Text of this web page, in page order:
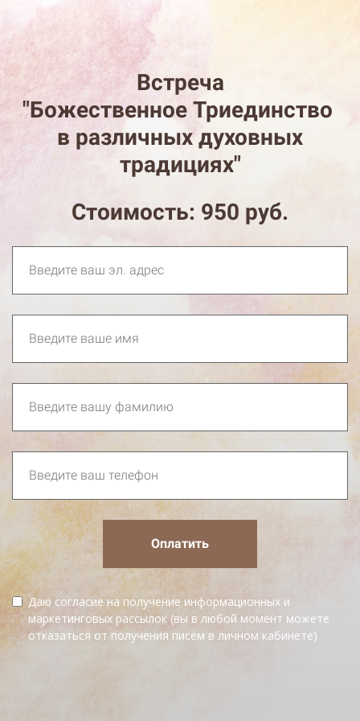
Встреча
"Божественное Триединство
в различных духовных
традициях"
Стоимость: 950 руб.
Оплатить
Даю согласие на получение информационных и
маркетинговых рассылок (вы в любой момент можете
отказаться от получения писем в личном кабинете)